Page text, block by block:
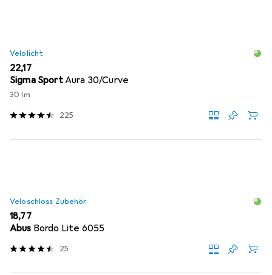
Velolicht
EUR
22,17
Sigma SportAura 30/Curve
30 lm
225
Veloschloss Zubehör
EUR
18,77
Abus Bordo Lite 6055
25